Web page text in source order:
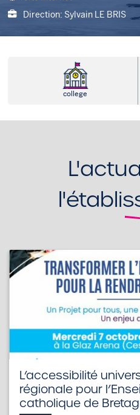
Direction: Sylvain LE BRIS
college
L’accessibilité
régionale pour
catholique de